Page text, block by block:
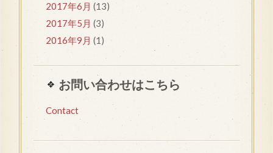
2017年6月 (13)
2017年5月 (3)
2016年9月 (1)
お問い合わせはこちら
Contact